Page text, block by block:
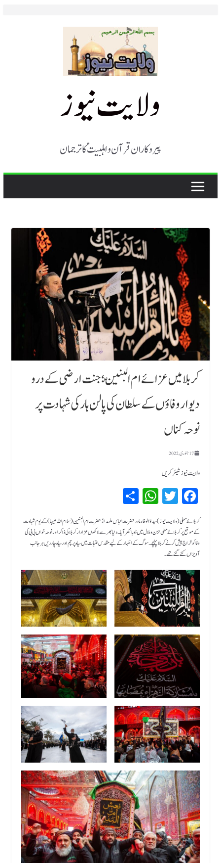
ولایت نیوز
پیروکاران قرآن و اہلبیت ؑ کا ترجمان
کربلا میں عزائے ام البنینؑ؛ جنت ارضی کے درو
دیوار وفاؤں کے سلطان کی پالن ہار کی شہادت پر
نوحہ کناں
17 جنوری, 2022
ولایت نیوز شیئر کریں
Fa
ce
bo
ok
T
wi
tte
r
W
hat
sA
pp
Sh
e
کربلائے معلی (ولایت نیوز ) سیدۃ الوفاء مادرحضرت عباس علمدارؑ حضرت ام البنین (سلام اللہ علیہا) کے یوم شہادت
کے موقع پر کربلائے معلی حزن و ملال میں ڈوبا نظر آیا ۔ دنیا بھر سے لاکھوں عزادار کربلا کی ذاکر اور نوحہ خواں بی بی کی
وفا کو خراج پیش کرنے کربلا پہنچے۔ سوگ کے اظہار کے لیے مقدس عتبات میں سیاہ پرچم اور سیاہ چادریں ہر جانب
آویزاں کئے گئے تھے۔